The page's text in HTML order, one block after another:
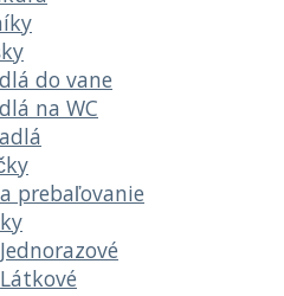
do vane
na WC
prebaľovanie
Jednorazové
Látkové